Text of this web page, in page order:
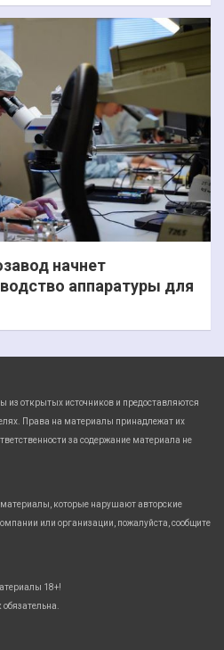
начнет
аппаратуры для
из открытых источников и предоставляются
Права на материалы принадлежат их
за содержание материала не
которые нарушают авторские
или организации, пожалуйста, сообщите
18+!